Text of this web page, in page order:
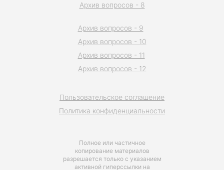
Полное или частичное
копирование материалов
разрешается только с указанием
активной гиперссылки на
Пользовательское соглашение
Политика конфиденциальности
Архив вопросов - 8
Архив вопросов - 9
Архив вопросов - 10
Архив вопросов - 11
Архив вопросов - 12